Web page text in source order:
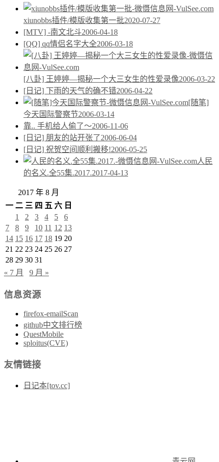
xiunobbs插件/模版收集第一批2020-07-27
[MTV] -南文北斗2006-04-18
[QQ] qq情侣名字大全2006-03-18
[八卦] 王婷婷—揭秘一个大三女生的性爱录像2006-03-22
[日记] 下雨的天气的确不错2006-04-22
[随笔]
今天国际警察节2006-03-14
靠.. 手机给人偷了～2006-11-06
[日记] 朋友的站开张了2006-06-04
[日记] 祝贺空间顺利搬移!2006-05-25
人民
的名义.全55集.2017.2017-04-13
2017 年 8 月
一 二 三 四 五 六 日
1
2 3 4 5
6
7
8 9 10 11 12 13
14 15 16 17 18 19 20
21 22 23 24 25 26 27
28 29 30 31
« 7 月
9 月 »
信息资源
firefox-emailScan
github中文排行榜
QuestMobile
sploitus(CVE)
友情链接
日记本[tov.cc]